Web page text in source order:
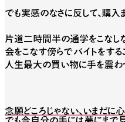
でも実感のなさに反して、購入
片道二時間半の通学をこなし
会をこなす傍らでバイトをする
人生最大の買い物に手を震わ
念願どころじゃない、いまだに
でも今自分の手には夢にまで見